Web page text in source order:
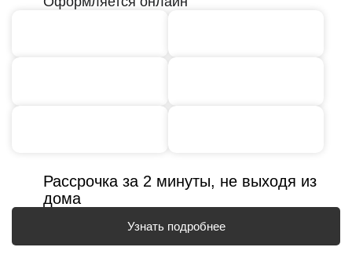
Рассрочка за 2 минуты, не выходя из
дома
Узнать подробнее